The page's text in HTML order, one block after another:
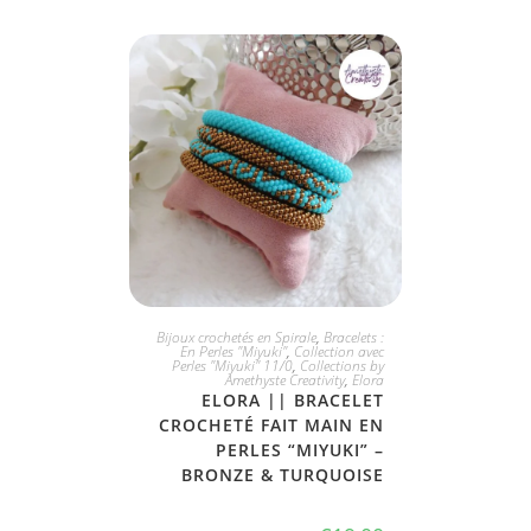
CHOIX DIVERS
Bijoux crochetés en Spirale, Bracelets :
En Perles "Miyuki", Collection avec
Perles "Miyuki" 11/0, Collections by
Amethyste Creativity, Elora
ELORA || BRACELET
CROCHETÉ FAIT MAIN EN
PERLES “MIYUKI” –
BRONZE & TURQUOISE